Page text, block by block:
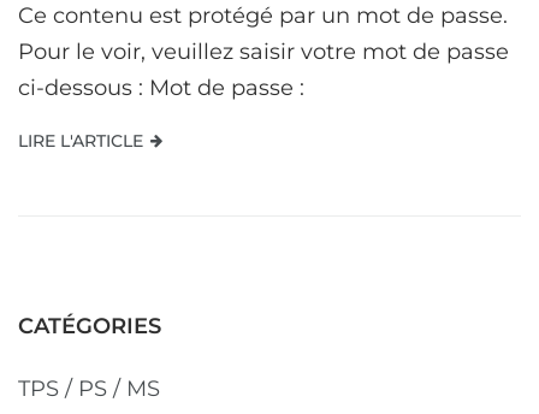
Ce contenu est protégé par un mot de passe.
Pour le voir, veuillez saisir votre mot de passe
ci-dessous : Mot de passe :
LIRE L'ARTICLE
CATÉGORIES
TPS / PS / MS